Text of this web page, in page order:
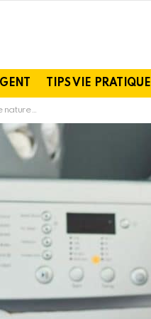
TIPS VIE PRATIQUE
chimique